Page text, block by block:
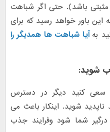
باشد). حتی اگر شباهت
باور خواهد رسید که برای
بهآیا شباهت ها همدیگر را
:
کنید دیگر در دسترس
ناپدید شوید. اینکار باعث می
شما شود وفرایند جذب